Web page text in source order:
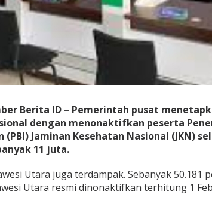
Berita ID – Pemerintah pusat
dengan menonaktifkan peserta
(PBI) Jaminan Kesehatan Nasional (JKN)
11 juta.
Utara juga terdampak. Sebanyak 50.181
Utara resmi dinonaktifkan terhitung 1